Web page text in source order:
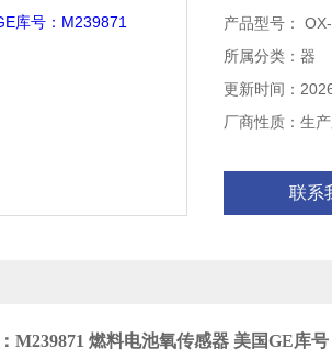
产品型号：
所属分类：器
更新时间：
厂商性质：生
联系
M239871 燃料电池氧传感器 美国GE库号